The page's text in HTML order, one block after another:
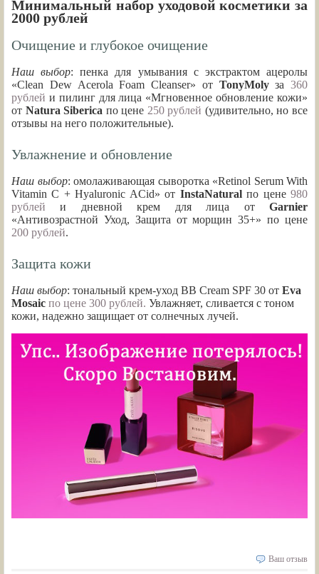
Минимальный набор уходовой косметики за
2000 рублей
Очищение и глубокое очищение
Наш выбор: пенка для умывания с экстрактом ацеролы
«Clean Dew Acerola Foam Cleanser» от TonyMolyза 360
рублей и пилинг для лица «Мгновенное обновление кожи»
от Natura Siberica по цене 250 рублей (удивительно, но все
отзывы на него положительные).
Увлажнение и обновление
Наш выбор: омолаживающая сыворотка «Retinol Serum With
Vitamin C + Hyaluronic ACid» от InstaNaturalпо цене980
рублей и дневной крем для лица от Garnier
«Антивозрастной Уход, Защита от морщин 35+» по цене
200 рублей.
Защита кожи
Наш выбор: тональный крем-уход BB Cream SPF 30 от Eva
Mosaic по цене 300 рублей. Увлажняет, сливается с тоном
кожи, надежно защищает от солнечных лучей.
Ваш отзыв